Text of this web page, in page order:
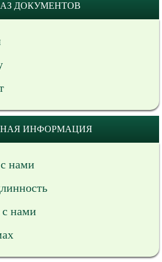
ДОКУМЕНТОВ
ИНФОРМАЦИЯ
нами
с нами